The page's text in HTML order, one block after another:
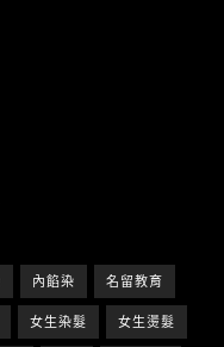
內餡染 名留教育
女生染髮 女生燙髮